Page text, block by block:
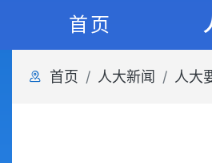
首页
首页 人大新闻 人大